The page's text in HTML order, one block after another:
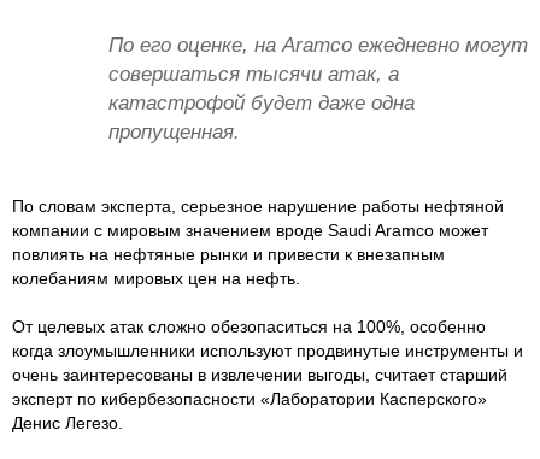
По его оценке, на Aramco ежедневно могут
совершаться тысячи атак, а
катастрофой будет даже одна
пропущенная.
По словам эксперта, серьезное нарушение работы нефтяной
компании с мировым значением вроде Saudi Aramco может
повлиять на нефтяные рынки и привести к внезапным
колебаниям мировых цен на нефть.
От целевых атак сложно обезопаситься на 100%, особенно
когда злоумышленники используют продвинутые инструменты и
очень заинтересованы в извлечении выгоды, считает старший
эксперт по кибербезопасности «Лаборатории Касперского»
Денис Легезо.